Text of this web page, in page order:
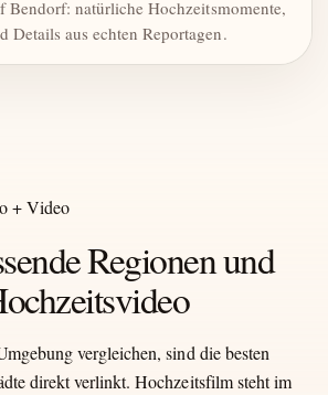
Bendorf: natürliche Hochzeitsmomente,
Details aus echten Reportagen.
+ Video
Regionen und
vergleichen, sind die besten
direkt verlinkt. Hochzeitsfilm steht im